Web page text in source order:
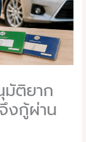
มัติยาก
งกู้ผ่าน